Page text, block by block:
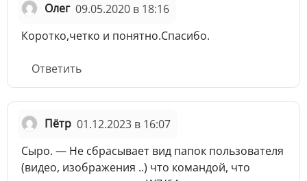
Олег 09.05.2020 в 18:16
Коротко,четко и понятно.Спасибо.
Ответить
Пётр 01.12.2023 в 16:07
Сыро. — Не сбрасывает вид папок пользователя
(видео, изображения ..) что командой, что